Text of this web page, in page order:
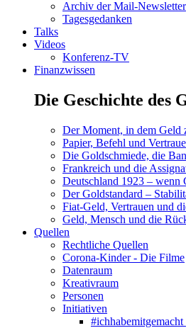
Archiv der Mail-Newsletter
Tagesgedanken
Talks
Videos
Konferenz-TV
Finanzwissen
Die Geschichte des
Der Moment, in dem Geld
Papier, Befehl und
Die Goldschmiede, die
Frankreich und die
Deutschland 1923 – wenn
Der Goldstandard –
Fiat-Geld, Vertrauen und
Geld, Mensch und die
Quellen
Rechtliche Quellen
Corona-Kinder - Die Filme
Datenraum
Kreativraum
Personen
Initiativen